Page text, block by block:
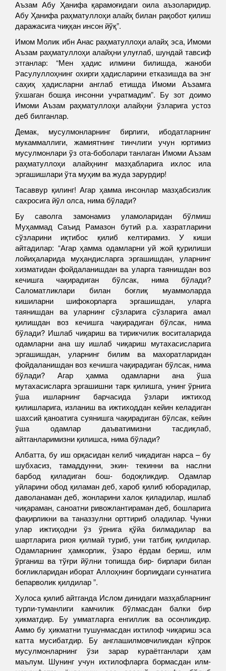
Аъзам Абу Ҳанифа қарамоғидаги оила аъзоларидир.
Абу Ҳанифа раҳматуллоҳи алайҳ билан рақобот қилиш
даражасига чиққан инсон йўқ”.
Имом Молик ибн Анас раҳматуллоҳи алайҳ эса, Имоми
Аъзам раҳматуллоҳи алайҳни улуғлаб, шундай тавсиф
этганлар: “Мен ҳадис илмини билишда, жаноби
Расулуллоҳнинг охирги ҳадисларини етказишда ва энг
саҳиҳ ҳадисларни англаб етишда Имоми Аъзамга
ўхшаган бошқа инсонни учратмадим”. Бу зот доимо
Имоми Аъзам раҳматуллоҳи алайҳни ўзларига устоз
деб билганлар.
Демак, мусулмонларнинг бирлиги, ибодатларнинг
мукаммаллиги, жамиятнинг тинчлиги учун юртимиз
мусулмонлари ўз ота-боболари танлаган Имоми Аъзам
раҳматуллоҳи алайҳнинг мазҳабларига ихлос ила
эргашишлари ўта муҳим ва жуда зарурдир!
Тасаввур қилинг! Агар ҳамма инсонлар мазҳабсизлик
сахросига йўл олса, нима бўлади?
Бу саволга замонамиз уламоларидан бўлмиш
Муҳаммад Саъид Рамазон бутий р.а. хазратларини
сўзларини иқтибос қилиб келтирамиз. У киши
айтадилар: “Агар ҳамма одамларни уй жой қурилиши
лойиҳаларида муҳандисларга эргашишдан, уларнинг
хизматидан фойдаланишдан ва уларга таянишдан воз
кечишга чақирадиган бўлсак, нима бўлади?
Саломатликлари билан боғлиқ муаммоларда
кишиларни шифокорларга эргашишдан, уларга
таянишдан ва уларнинг сўзларига сўзларига амал
қилишдан воз кечишга чақирадиган бўлсак, нима
бўлади? Ишлаб чиқариш ва тирикчилик воситаларида
одамларни ана шу ишлаб чиқариш мутахасисларига
эргашишдан, уларнинг билим ва махоратларидан
фойдаланишдан воз кечишга чақирадиган бўлсак, нима
бўлади? Агар ҳамма одамларни ана ўша
мутахасисларга эргашишни тарк қилишга, унинг ўрнига
ўша ишларнинг барчасида ўзлари ижтиход
қилишларига, изланиш ва ижтиходдан кейин келадиган
шахсий қаноатига суянишга чақирадиган бўлсак, кейин
ўша одамлар даъватимизни тасдиқлаб,
айтганларимизни қилишса, нима бўлади?
Албатта, бу иш орқасидан келиб чиқадиган нарса – бу
шубхасиз, тамаддунни, экин- текинни ва наслни
барбод қиладиган бош- бодоқликдир. Одамлар
уйларини обод қиламан деб, хароб қилиб юборадилар,
даволанаман деб, жонларини халок қиладилар, ишлаб
чиқараман, саноатни ривожлантираман деб, бошларига
фақирликни ва таназзулни орттириб оладилар. Чунки
улар ижтиҳодни ўз ўрнига қўйа билмадилар ва
шартларига риоя қилмай туриб, уни татбиқ қилдилар.
Одамларнинг ҳамкорлик, ўзаро ёрдам бериш, илм
ўрганиш ва тўғри йўлни топишда бир- бирлари билан
боғликларидан иборат Аллоҳнинг борлиқдаги суннатига
бепарволик қилдилар ”.
Хулоса қилиб айтганда Ислом динидаги мазҳабларнинг
турли-туманлиги камчилик бўлмасдан балки бир
ҳикматдир. Бу умматларга енгиллик ва осонликдир.
Аммо бу ҳикматни тушунмасдан ихтилоф чиқариш эса
катта мусибатдир. Бу англашилмовчиликдан кўпрок
мусулмонларнинг ўзи зарар кураётганлари ҳам
маълум. Шунинг учун ихтилофларга бормасдан илм-